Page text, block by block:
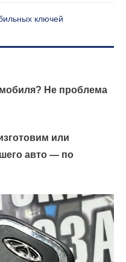
ключей
Не проблема
или
авто — по